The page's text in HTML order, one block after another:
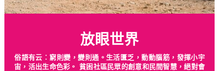
放眼世界
俗語有云︰窮則變，變則通。生活匱乏，動動腦筋，發揮小宇
宙，活出生命色彩。 貧困社區民眾的創意和民間智慧，絕對會